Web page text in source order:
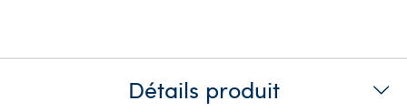
Détails produit